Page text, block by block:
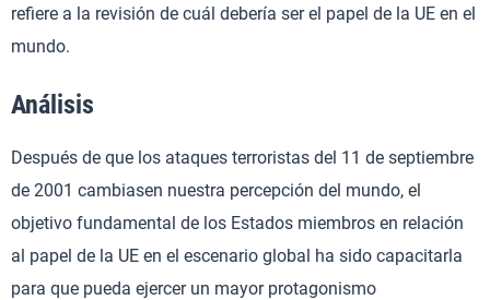
refiere a la revisión de cuál debería ser el papel de la UE en el
mundo.
Análisis
Después de que los ataques terroristas del 11 de septiembre
de 2001 cambiasen nuestra percepción del mundo, el
objetivo fundamental de los Estados miembros en relación
al papel de la UE en el escenario global ha sido capacitarla
para que pueda ejercer un mayor protagonismo